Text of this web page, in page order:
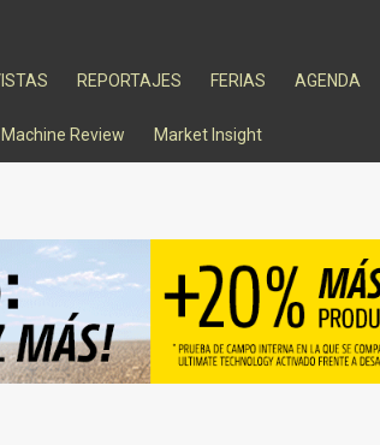
REPORTAJES FERIAS AGENDA
Machine Review Market Insight